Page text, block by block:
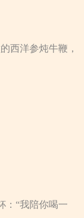
西洋参炖牛鞭，
：“我陪你喝一